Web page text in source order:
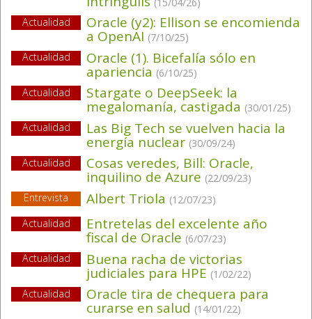
Actualidad
Oracle (y2): Ellison se encomienda
a OpenAI (7/10/25)
Actualidad
Oracle (1). Bicefalía sólo en
apariencia (6/10/25)
Actualidad
Stargate o DeepSeek: la
megalomanía, castigada (30/01/25)
Actualidad
Las Big Tech se vuelven hacia la
energía nuclear (30/09/24)
Actualidad
Cosas veredes, Bill: Oracle,
inquilino de Azure (22/09/23)
Entrevista
Albert Triola (12/07/23)
Actualidad
Entretelas del excelente año
fiscal de Oracle (6/07/23)
Actualidad
Buena racha de victorias
judiciales para HPE (1/02/22)
Actualidad
Oracle tira de chequera para
curarse en salud (14/01/22)